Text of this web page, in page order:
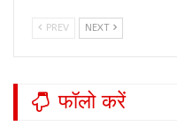
PREV NEXT
फॉलो करें